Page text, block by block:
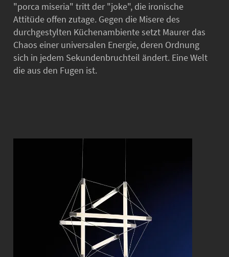
"porca miseria" tritt der "joke", die ironische
Attitüde offen zutage. Gegen die Misere des
durchgestylten Küchenambiente setzt Maurer das
Chaos einer universalen Energie, deren Ordnung
sich in jedem Sekundenbruchteil ändert. Eine Welt
die aus den Fugen ist.